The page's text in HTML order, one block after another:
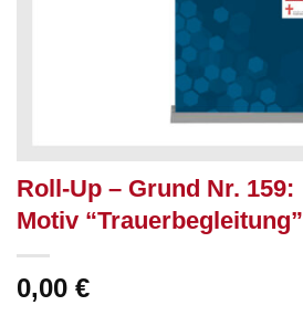
Roll-Up – Grund Nr. 159:
Motiv “Trauerbegleitung”
0,00 €